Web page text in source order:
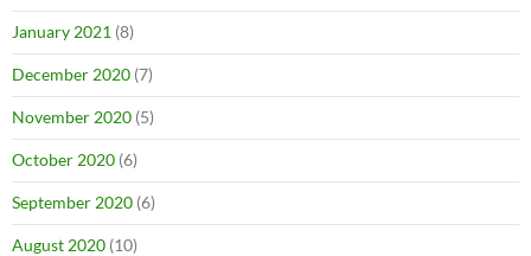
January 2021 (8)
December 2020 (7)
November 2020 (5)
October 2020 (6)
September 2020 (6)
August 2020 (10)